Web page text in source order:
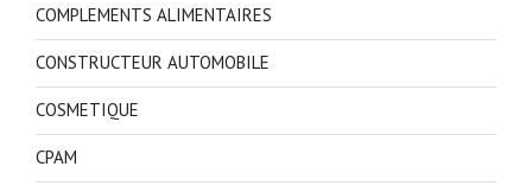
COMPLEMENTS ALIMENTAIRES
CONSTRUCTEUR AUTOMOBILE
COSMETIQUE
CPAM